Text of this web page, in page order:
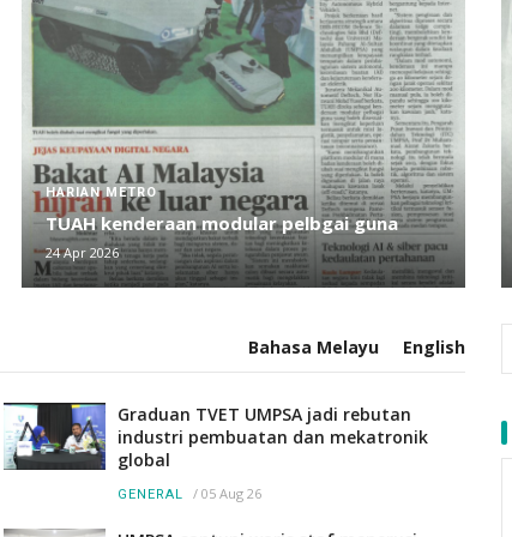
HARIAN METRO
TUAH kenderaan modular pelbgai guna
24 Apr 2026
Bahasa Melayu English
Graduan TVET UMPSA jadi rebutan
industri pembuatan dan mekatronik
global
GENERAL / 05 Aug 26